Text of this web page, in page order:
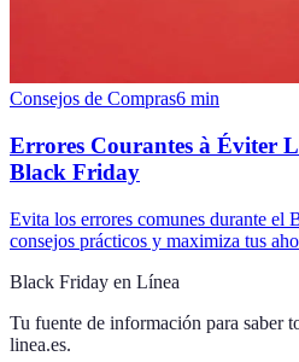
Consejos de Compras6 min
Errores Courantes à Éviter
Black Friday
Evita los errores comunes durante el
consejos prácticos y maximiza tus
Black Friday en Línea
Tu fuente de información para saber
linea.es.